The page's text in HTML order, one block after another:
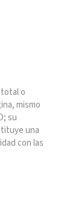
o
mismo
su
una
con las